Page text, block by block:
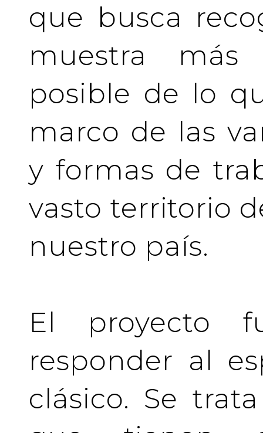
que busca
muestra
posible de lo
marco de las
y formas de
vasto territorio
nuestro país.
El proyecto
responder al
clásico. Se